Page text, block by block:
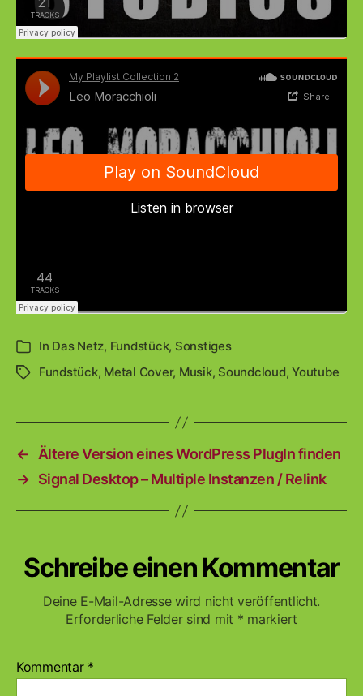
Kategorien
In Das Netz, Fundstück, Sonstiges
Schlagwörter
Fundstück, Metal Cover, Musik, Soundcloud,Youtube
← Ältere Version eines WordPress PlugIn finden
→ Signal Desktop – Multiple Instanzen / Relink
Schreibe einen Kommentar
Deine E-Mail-Adresse wird nicht veröffentlicht.
Erforderliche Felder sind mit * markiert
Kommentar *